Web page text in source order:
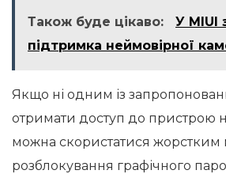
Також буде цікаво:
У MIUI
підтримка неймовірної
Якщо ні одним із
отримати доступ до пристрою
можна скористатися жорстким
розблокування графічного